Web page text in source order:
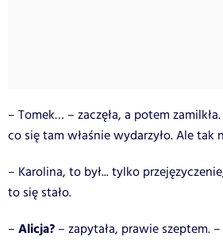
– Tomek… – zaczęła, a potem
co się tam właśnie wydarzyło. Ale tak
– Karolina, to był... tylko
to się stało.
– Alicja? – zapytała, prawie szeptem.